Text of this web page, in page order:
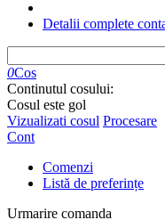
Detalii complete
0Cos
Continutul cosului:
Cosul este gol
Vizualizati cosul Procesare
Cont
Comenzi
Listă de preferințe
Urmarire comanda